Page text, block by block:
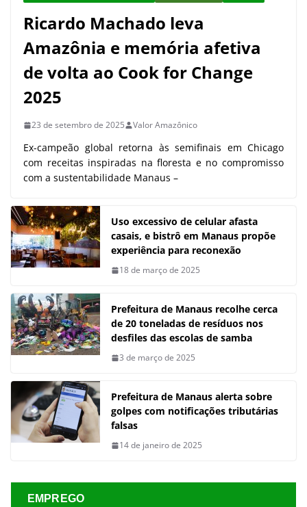
Ricardo Machado leva
Amazônia e memória afetiva
de volta ao Cook for Change
2025
23 de setembro de 2025 Valor Amazônico
Ex-campeão global retorna às semifinais em Chicago
com receitas inspiradas na floresta e no compromisso
com a sustentabilidade Manaus –
Uso excessivo de celular afasta
casais, e bistrô em Manaus propõe
experiência para reconexão
18 de março de 2025
Prefeitura de Manaus recolhe cerca
de 20 toneladas de resíduos nos
desfiles das escolas de samba
3 de março de 2025
Prefeitura de Manaus alerta sobre
golpes com notificações tributárias
falsas
14 de janeiro de 2025
EMPREGO